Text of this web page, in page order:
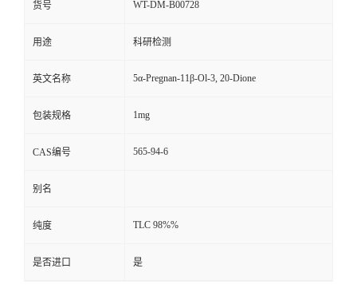
货号 WT-DM-B00728
用途 科研检测
英文名称 5α-Pregnan-11β-Ol-3, 20-Dione
包装规格 1mg
CAS编号 565-94-6
别名
纯度 TLC 98%%
是否进口 是